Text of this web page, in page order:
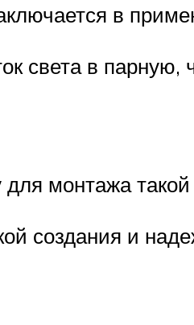
в
света в парную,
монтажа
создания и